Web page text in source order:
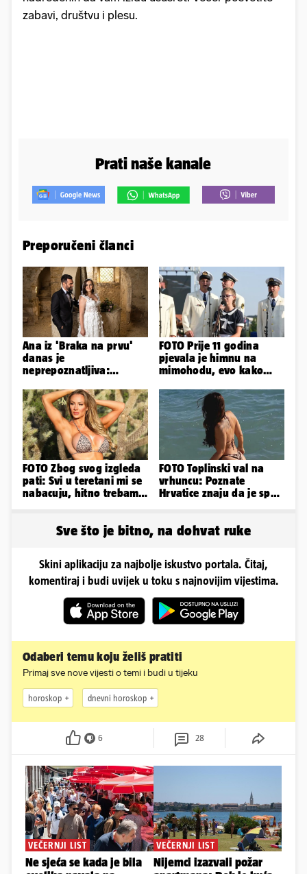
zabavi, društvu i plesu.
Prati naše kanale
Preporučeni članci
Ana iz 'Braka na prvu'
danas je
neprepoznatljiva:
ovako sad izgleda
FOTO Prije 11 godina
pjevala je himnu na
mimohodu, evo kako
Negovetić
FOTO Zbog svog izgleda
pati: Svi u teretani mi se
nabacuju, hitno trebam
FOTO Toplinski val na
vrhuncu: Poznate
Hrvatice znaju da je spas
Sve što je bitno, na dohvat ruke
Skini aplikaciju za najbolje iskustvo portala. Čitaj,
komentiraj i budi uvijek u toku s najnovijim vijestima.
Odaberi temu koju želiš pratiti
Primaj sve nove vijesti o temi i budi u tijeku
horoskop dnevni horoskop
6 28